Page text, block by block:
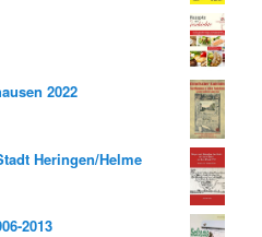
2022
Heringen/Helme
2013